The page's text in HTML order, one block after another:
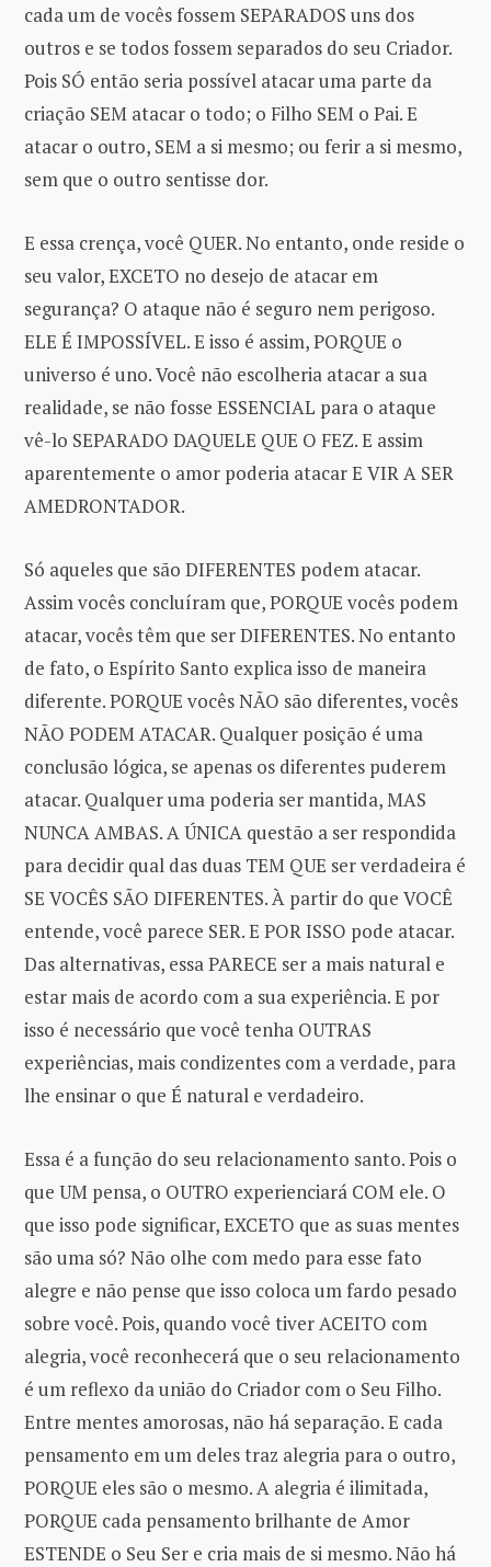
cada um de vocês fossem SEPARADOS uns dos
outros e se todos fossem separados do seu Criador.
Pois SÓ então seria possível atacar uma parte da
criação SEM atacar o todo; o Filho SEM o Pai. E
atacar o outro, SEM a si mesmo; ou ferir a si mesmo,
sem que o outro sentisse dor.
E essa crença, você QUER. No entanto, onde reside o
seu valor, EXCETO no desejo de atacar em
segurança? O ataque não é seguro nem perigoso.
ELE É IMPOSSÍVEL. E isso é assim, PORQUE o
universo é uno. Você não escolheria atacar a sua
realidade, se não fosse ESSENCIAL para o ataque
vê-lo SEPARADO DAQUELE QUE O FEZ. E assim
aparentemente o amor poderia atacar E VIR A SER
AMEDRONTADOR.
Só aqueles que são DIFERENTES podem atacar.
Assim vocês concluíram que, PORQUE vocês podem
atacar, vocês têm que ser DIFERENTES. No entanto
de fato, o Espírito Santo explica isso de maneira
diferente. PORQUE vocês NÃO são diferentes, vocês
NÃO PODEM ATACAR. Qualquer posição é uma
conclusão lógica, se apenas os diferentes puderem
atacar. Qualquer uma poderia ser mantida, MAS
NUNCA AMBAS. A ÚNICA questão a ser respondida
para decidir qual das duas TEM QUE ser verdadeira é
SE VOCÊS SÃO DIFERENTES. À partir do que VOCÊ
entende, você parece SER. E POR ISSO pode atacar.
Das alternativas, essa PARECE ser a mais natural e
estar mais de acordo com a sua experiência. E por
isso é necessário que você tenha OUTRAS
experiências, mais condizentes com a verdade, para
lhe ensinar o que É natural e verdadeiro.
Essa é a função do seu relacionamento santo. Pois o
que UM pensa, o OUTRO experienciará COM ele. O
que isso pode significar, EXCETO que as suas mentes
são uma só? Não olhe com medo para esse fato
alegre e não pense que isso coloca um fardo pesado
sobre você. Pois, quando você tiver ACEITO com
alegria, você reconhecerá que o seu relacionamento
é um reflexo da união do Criador com o Seu Filho.
Entre mentes amorosas, não há separação. E cada
pensamento em um deles traz alegria para o outro,
PORQUE eles são o mesmo. A alegria é ilimitada,
PORQUE cada pensamento brilhante de Amor
ESTENDE o Seu Ser e cria mais de si mesmo. Não há